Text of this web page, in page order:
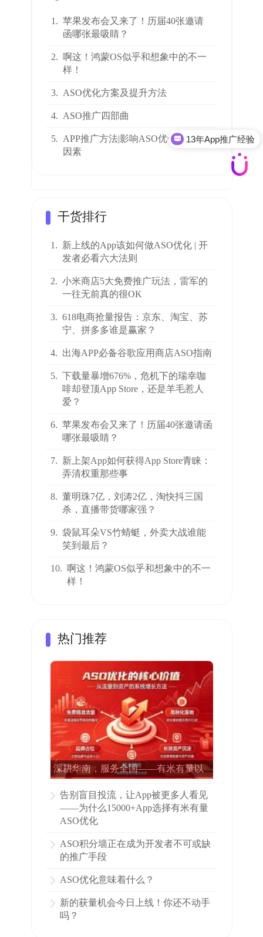
1. 苹果发布会又来了！历届40张邀请
函哪张最吸睛？
2. 啊这！鸿蒙OS似乎和想象中的不一
样！
3. ASO优化方案及提升方法
4. ASO推广四部曲
5. APP推广方法|影响ASO优化的九大
因素
干货排行
1. 新上线的App该如何做ASO优化 | 开
发者必看六大法则
2. 小米商店5大免费推广玩法，雷军的
一往无前真的很OK
3. 618电商抢量报告：京东、淘宝、苏
宁、拼多多谁是赢家？
4. 出海APP必备谷歌应用商店ASO指南
5. 下载量暴增676%，危机下的瑞幸咖
啡却登顶App Store，还是羊毛惹人
爱？
6. 苹果发布会又来了！历届40张邀请函
哪张最吸睛？
7. 新上架App如何获得App Store青睐：
弄清权重那些事
8. 董明珠7亿，刘涛2亿，淘快抖三国
杀，直播带货哪家强？
9. 袋鼠耳朵VS竹蜻蜓，外卖大战谁能
笑到最后？
10. 啊这！鸿蒙OS似乎和想象中的不一
样！
热门推荐
深耕华南，服务全国——有米有量以
告别盲目投流，让App被更多人看见
——为什么15000+App选择有米有量
ASO优化
ASO积分墙正在成为开发者不可或缺
的推广手段
ASO优化意味着什么？
新的获量机会今日上线！你还不动手
吗？
13年App推广经验